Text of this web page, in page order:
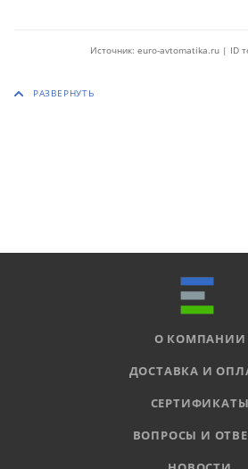
Источник: euro-avtomatika.ru | ID
О КОМПАНИИ
ДОСТАВКА И
СЕРТИФИКАТЫ
ВОПРОСЫ И